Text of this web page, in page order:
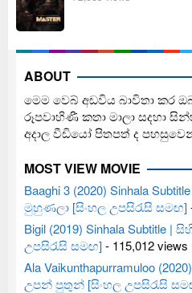
ABOUT
මෙම වෙබ් අඩවිය බාවිතා කර
රූපවාහිණී කතා මාලා සදහා
අදාල වීඩියෝ පිතපත් ද
MOST VIEW MOVIE
Baaghi 3 (2020) Sinhala
මුහුණලා [සිංහල උපසිරැසි සමඟ]
Bigil (2019) Sinhala
උපසිරැසි සමඟ]- 115,012 views
Ala Vaikunthapurramuloo
උපන් පුතුන් [සිංහල උපසිරැසි